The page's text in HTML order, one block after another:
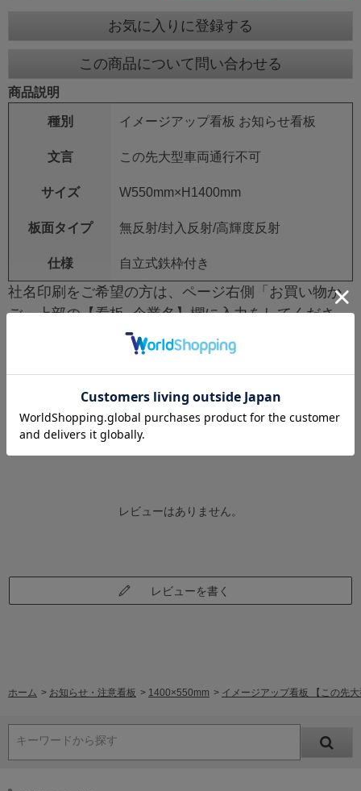
お気に入りに登録する
この商品について問い合わせる
商品説明
種別 イメージアップ看板 お知らせ看板
文言 この先大型車両通行不可
サイズ W550mm×H1400mm
板面タイプ 無反射/封入反射/高輝度反射
仕様 自立式鉄枠付き
社名印刷をご希望の方は、ページ右側「お買い物か
ご」上部の【看板_企業名】欄に入力をしてくださ
社名印刷不要の場合は空欄で構いません。
レビュー
レビューはありません。
レビューを書く
ホーム > お知らせ・注意看板 > 1400×550mm > イメージアップ看板 【この先
キーワードから探す